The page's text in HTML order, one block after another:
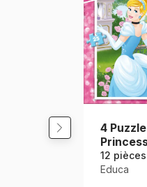
4
12 pièces
Educa